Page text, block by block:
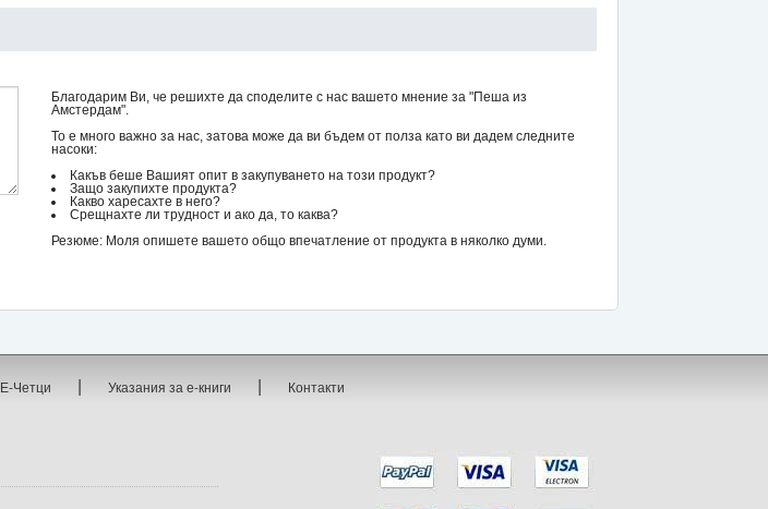
Благодарим Ви, че решихте да споделите с нас вашето мнение за "Пеша из
Амстердам".
То е много важно за нас, затова може да ви бъдем от полза като ви дадем следните
насоки:
Какъв беше Вашият опит в закупуването на този продукт?
Защо закупихте продукта?
Какво харесахте в него?
Срещнахте ли трудност и ако да, то каква?
Резюме: Моля опишете вашето общо впечатление от продукта в няколко думи.
Е-Четци | Указания за е-книги | Контакти